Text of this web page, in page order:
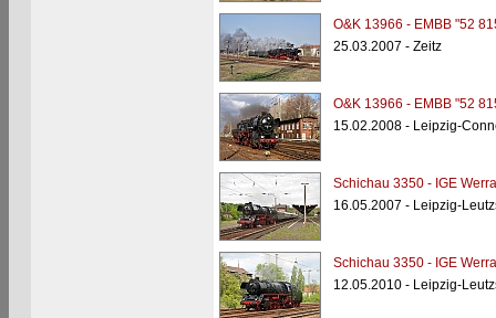
O&K 13966 - EMBB "52
25.03.2007 - Zeitz
O&K 13966 - EMBB "52
15.02.2008 - Leipzig-
Schichau 3350 - IGE
16.05.2007 - Leipzig-
Schichau 3350 - IGE
12.05.2010 - Leipzig-